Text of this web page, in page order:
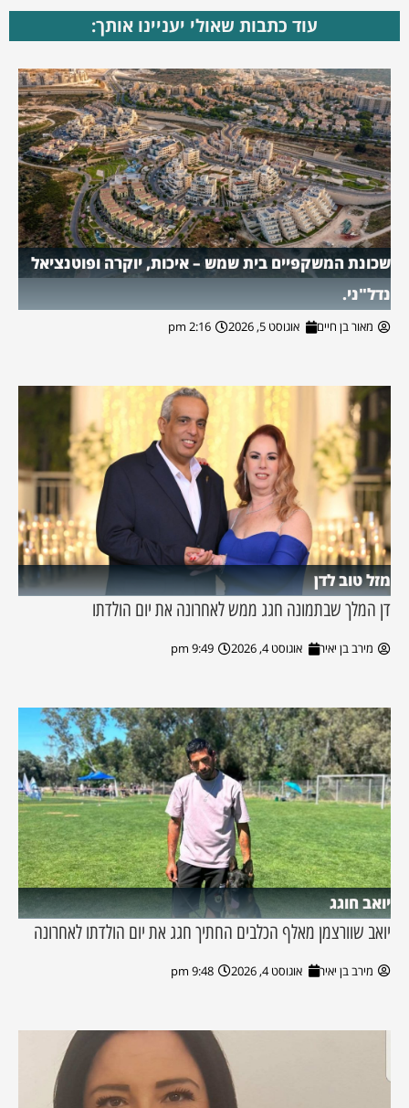
עוד כתבות שאולי יעניינו אותך:
שכונת המשקפיים בית שמש – איכות, יוקרה ופוטנציאל
נדל"ני.
מאור בן חיים אוגוסט 5, 2026 2:16 pm
מזל טוב לדן
דן המלך שבתמונה חגג ממש לאחרונה את יום הולדתו
מירב בן יאיר אוגוסט 4, 2026 9:49 pm
יואב חוגג
יואב שוורצמן מאלף הכלבים החתיך חגג את יום הולדתו לאחרונה
מירב בן יאיר אוגוסט 4, 2026 9:48 pm